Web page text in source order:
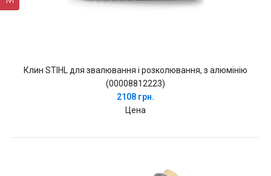
Клин STIHL для звалювання і розколювання, з алюмінію
(00008812223)
2108 грн.
Цена